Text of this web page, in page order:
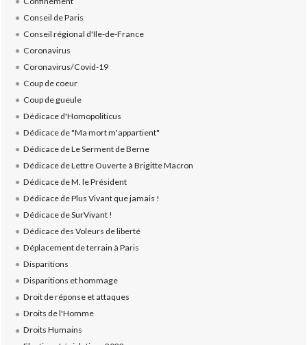
Conseil de Paris
Conseil régional d'Ile-de-France
Coronavirus
Coronavirus/Covid-19
Coup de coeur
Coup de gueule
Dédicace d'Homopoliticus
Dédicace de "Ma mort m'appartient"
Dédicace de Le Serment de Berne
Dédicace de Lettre Ouverte à Brigitte Macron
Dédicace de M. le Président
Dédicace de Plus Vivant que jamais !
Dédicace de SurVivant !
Dédicace des Voleurs de liberté
Déplacement de terrain à Paris
Disparitions
Disparitions et hommage
Droit de réponse et attaques
Droits de l'Homme
Droits Humains